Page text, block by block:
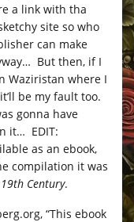
a link with tha
site so who
can make
But then, if I
Waziristan where I
be my fault too.
gonna have
it… EDIT:
as an ebook,
compilation it was
Century.
, “This ebook